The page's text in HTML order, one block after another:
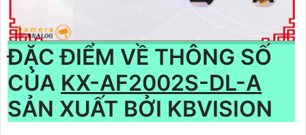
ĐẶC ĐIỂM VỀ THÔNG SỐ
CỦA KX-AF2002S-DL-A
SẢN XUẤT BỞI KBVISION